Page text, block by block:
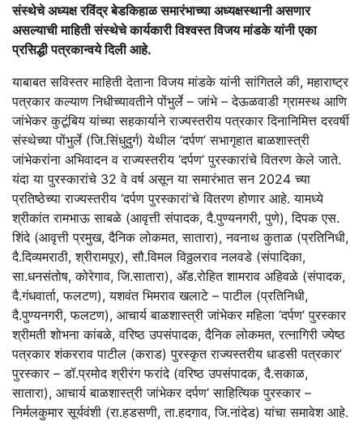
संस्थेचे अध्यक्ष रविंद्र बेडकिहाळ समारंभाच्या अध्यक्षस्थानी असणार
असल्याची माहिती संस्थेचे कार्यकारी विश्‍वस्त विजय मांडके यांनी एका
प्रसिद्धी पत्रकान्वये दिली आहे.
याबाबत सविस्तर माहिती देताना विजय मांडके यांनी सांगितले की, महाराष्ट्र
पत्रकार कल्याण निधीच्यावतीने पोंभुर्ले – जांभे – देऊळवाडी ग्रामस्थ आणि
जांभेकर कुटूंबिय यांच्या सहकार्याने राज्यस्तरीय पत्रकार दिनानिमित्त दरवर्षी
संस्थेच्या पोंभुर्ले (जि.सिंधुदुर्ग) येथील ‘दर्पण’ सभागृहात बाळशास्त्री
जांभेकरांना अभिवादन व राज्यस्तरीय ‘दर्पण’ पुरस्कारांचे वितरण केले जाते.
यंदा या पुरस्कारांचे 32 वे वर्ष असून या समारंभात सन 2024 च्या
प्रतिष्ठेच्या राज्यस्तरीय ‘दर्पण पुरस्कारां’चे वितरण होणार आहे. यामध्ये
श्रीकांत रामभाऊ साबळे (आवृत्ती संपादक, दै.पुण्यनगरी, पुणे), दिपक एस.
शिंदे (आवृत्ती प्रमुख, दैनिक लोकमत, सातारा), नवनाथ कुताळ (प्रतिनिधी,
दै.दिव्यमराठी, श्रीरामपूर), सौ.विमल विठ्ठलराव नलवडे (संपादिका,
सा.धनसंतोष, कोरेगाव, जि.सातारा), अ‍ॅड.रोहित शामराव अहिवळे (संपादक,
दै.गंधवार्ता, फलटण), यशवंत भिमराव खलाटे – पाटील (प्रतिनिधी,
दै.पुण्यनगरी, फलटण), आचार्य बाळशास्त्री जांभेकर महिला ’दर्पण’ पुरस्कार
श्रीमती शोभना कांबळे, वरिष्ठ उपसंपादक, दैनिक लोकमत, रत्नागिरी ज्येष्ठ
पत्रकार शंकरराव पाटील (कराड) पुरस्कृत राज्यस्तरीय धाडसी पत्रकार’
पुरस्कार – डॉ.प्रमोद श्रीरंग फरांदे (वरिष्ठ उपसंपादक, दै.सकाळ,
सातारा), आचार्य बाळशास्त्री जांभेकर दर्पण’ साहित्यिक पुरस्कार –
निर्मलकुमार सूर्यवंशी (रा.हडसणी, ता.हदगाव, जि.नांदेड) यांचा समावेश आहे.